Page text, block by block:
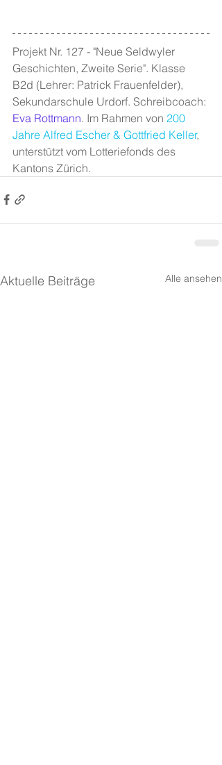
Projekt Nr. 127 - "Neue Seldwyler
Geschichten, Zweite Serie". Klasse
B2d (Lehrer: Patrick Frauenfelder),
Sekundarschule Urdorf. Schreibcoach:
Eva Rottmann. Im Rahmen von 200
Jahre Alfred Escher & Gottfried Keller,
unterstützt vom Lotteriefonds des
Kantons Zürich.
Aktuelle Beiträge Alle ansehen